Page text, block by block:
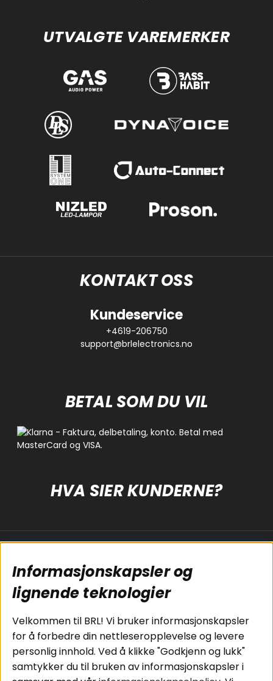
UTVALGTE VAREMERKER
KONTAKT OSS
Kundeservice
+4619-206750
support@brlelectronics.no
BETAL SOM DU VIL
HVA SIER KUNDERNE?
Koblingsguide for
subwoofers
Tilkobling av
bilforsterker
Koblingsguide for
midbasser
Butikker
Cookies
Kjøpsvilkår
Personvernpolicy
Service / Garanti /
Retur
Informasjonskapsler og
lignende teknologier
Velkommen til BRL! Vi bruker informasjonskapsler
for å forbedre din nettleseropplevelse og levere
personlig innhold. Ved å klikke "Godkjenn og lukk"
samtykker du til bruken av informasjonskapsler i